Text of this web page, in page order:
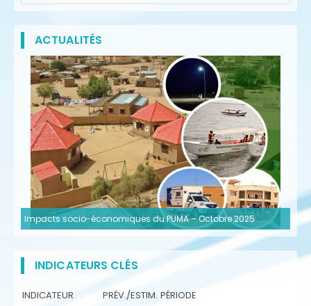
ACTUALITÉS
Impacts socio-économiques du PUMA – Octobre 2025
INDICATEURS CLÉS
INDICATEUR PRÉV./ESTIM. PÉRIODE